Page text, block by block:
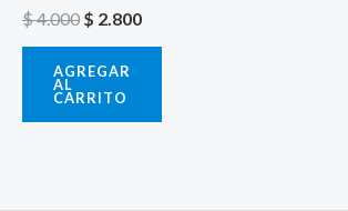
$4.000 $ 2.800
AGREGAR
AL
CARRITO